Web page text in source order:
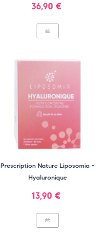
Prix
36,90 €
Prescription Nature Liposomia -
Hyaluronique
Prix
13,90 €